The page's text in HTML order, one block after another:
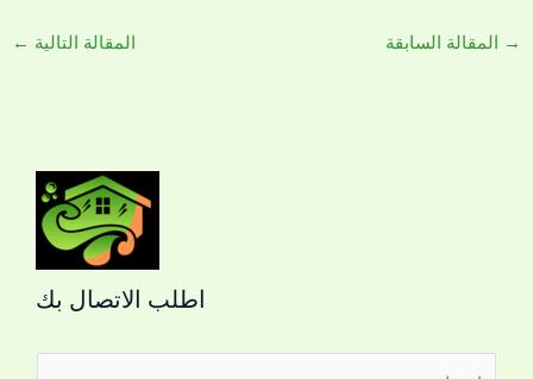
→ المقالة السابقة المقالة التالية ←
اطلب الاتصال بك